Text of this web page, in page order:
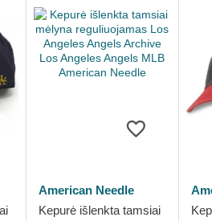
American Needle
Kepurė išlenkta tamsiai